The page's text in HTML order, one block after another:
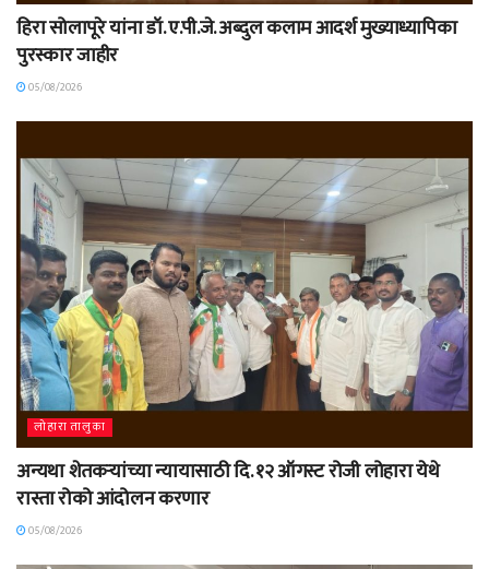
हिरा सोलापूरे यांना डॉ. ए.पी.जे. अब्दुल कलाम आदर्श मुख्याध्यापिका
पुरस्कार जाहीर
05/08/2026
लोहारा तालुका
अन्यथा शेतकऱ्यांच्या न्यायासाठी दि. १२ ऑगस्ट रोजी लोहारा येथे
रास्ता रोको आंदोलन करणार
05/08/2026